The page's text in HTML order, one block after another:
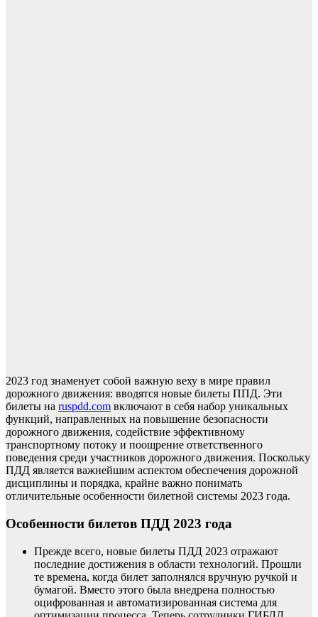
2023 год знаменует собой важную веху в мире правил
дорожного движения: вводятся новые билеты ППД. Эти
билеты на ruspdd.com включают в себя набор уникальных
функций, направленных на повышение безопасности
дорожного движения, содействие эффективному
транспортному потоку и поощрение ответственного
поведения среди участников дорожного движения. Поскольку
ПДД является важнейшим аспектом обеспечения дорожной
дисциплины и порядка, крайне важно понимать
отличительные особенности билетной системы 2023 года.
Особенности билетов ПДД 2023 года
Прежде всего, новые билеты ПДД 2023 отражают
последние достижения в области технологий. Прошли
те времена, когда билет заполнялся вручную ручкой и
бумагой. Вместо этого была внедрена полностью
оцифрованная и автоматизированная система для